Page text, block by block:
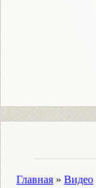
Главная » Видео